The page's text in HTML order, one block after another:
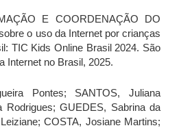
E COORDENAÇÃO DO
o uso da Internet por crianças
TIC Kids Online Brasil 2024. São
Internet no Brasil, 2025.
Pontes; SANTOS, Juliana
Rodrigues; GUEDES, Sabrina da
COSTA, Josiane Martins;